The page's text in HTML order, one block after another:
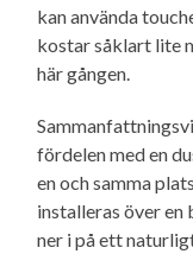
kan använda
kostar såklart lite
här gången.
fördelen med en
en och samma
installeras över en
ner i på ett